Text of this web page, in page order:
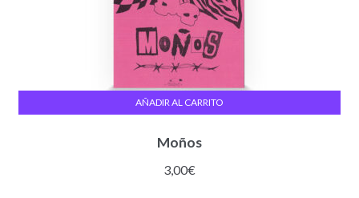
Moños
3,00€
AÑADIR AL CARRITO